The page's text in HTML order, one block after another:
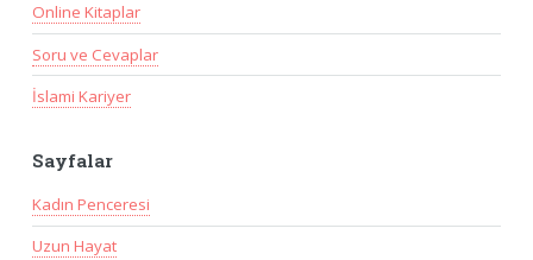
Online Kitaplar
Soru ve Cevaplar
İslami Kariyer
Sayfalar
Kadın Penceresi
Uzun Hayat